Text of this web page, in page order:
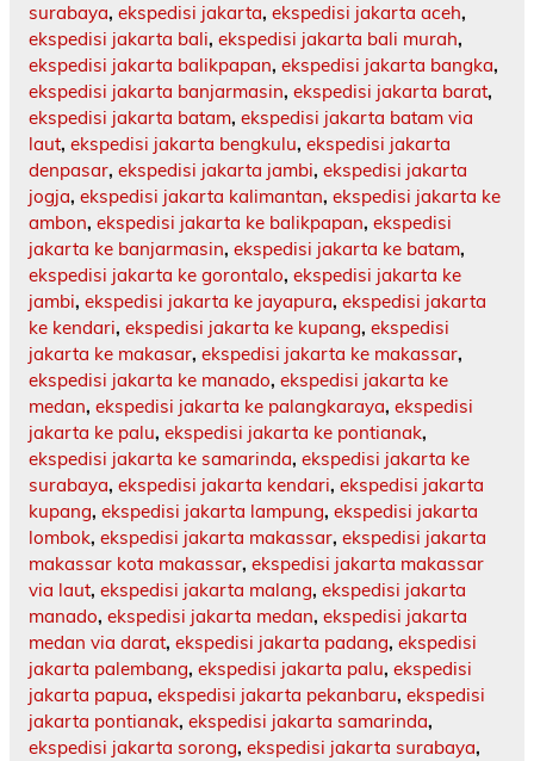
surabaya, ekspedisi jakarta, ekspedisi jakarta aceh,
ekspedisi jakarta bali, ekspedisi jakarta bali murah,
ekspedisi jakarta balikpapan, ekspedisi jakarta bangka,
ekspedisi jakarta banjarmasin, ekspedisi jakarta barat,
ekspedisi jakarta batam, ekspedisi jakarta batam via
laut, ekspedisi jakarta bengkulu, ekspedisi jakarta
denpasar, ekspedisi jakarta jambi, ekspedisi jakarta
jogja, ekspedisi jakarta kalimantan, ekspedisi jakarta ke
ambon, ekspedisi jakarta ke balikpapan, ekspedisi
jakarta ke banjarmasin, ekspedisi jakarta ke batam,
ekspedisi jakarta ke gorontalo, ekspedisi jakarta ke
jambi, ekspedisi jakarta ke jayapura, ekspedisi jakarta
ke kendari, ekspedisi jakarta ke kupang, ekspedisi
jakarta ke makasar, ekspedisi jakarta ke makassar,
ekspedisi jakarta ke manado, ekspedisi jakarta ke
medan, ekspedisi jakarta ke palangkaraya, ekspedisi
jakarta ke palu, ekspedisi jakarta ke pontianak,
ekspedisi jakarta ke samarinda, ekspedisi jakarta ke
surabaya, ekspedisi jakarta kendari, ekspedisi jakarta
kupang, ekspedisi jakarta lampung, ekspedisi jakarta
lombok, ekspedisi jakarta makassar, ekspedisi jakarta
makassar kota makassar, ekspedisi jakarta makassar
via laut, ekspedisi jakarta malang, ekspedisi jakarta
manado, ekspedisi jakarta medan, ekspedisi jakarta
medan via darat, ekspedisi jakarta padang, ekspedisi
jakarta palembang, ekspedisi jakarta palu, ekspedisi
jakarta papua, ekspedisi jakarta pekanbaru, ekspedisi
jakarta pontianak, ekspedisi jakarta samarinda,
ekspedisi jakarta sorong, ekspedisi jakarta surabaya,